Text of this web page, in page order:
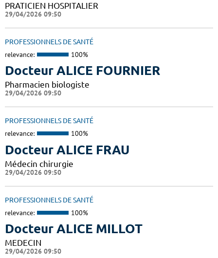
PRATICIEN HOSPITALIER
29/04/2026 09:50
PROFESSIONNELS DE SANTÉ
relevance: 100%
Docteur ALICE FOURNIER
Pharmacien biologiste
29/04/2026 09:50
PROFESSIONNELS DE SANTÉ
relevance: 100%
Docteur ALICE FRAU
Médecin chirurgie
29/04/2026 09:50
PROFESSIONNELS DE SANTÉ
relevance: 100%
Docteur ALICE MILLOT
MEDECIN
29/04/2026 09:50